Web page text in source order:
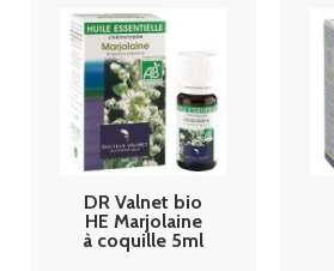
DR Valnet bio
HE Marjolaine
à coquille 5ml